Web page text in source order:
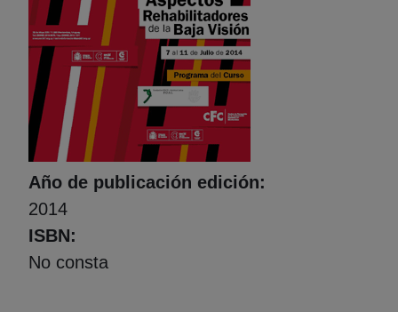
Año de publicación edición
2014
ISBN
No consta